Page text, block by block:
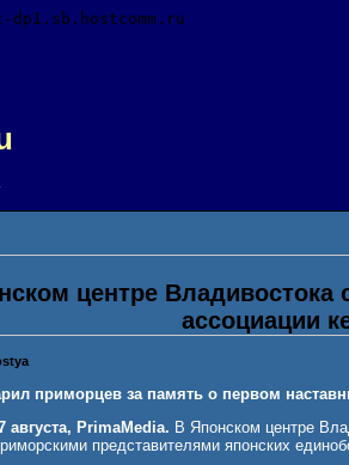
центре Владивостока
ассоциации
приморцев за память о первом
PrimaMedia. В Японском центре
представителями японских